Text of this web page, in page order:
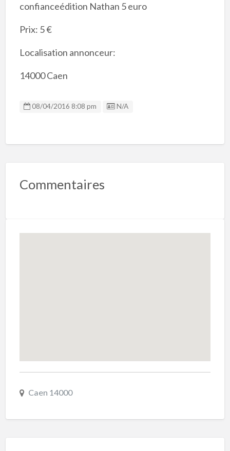
confianceédition Nathan 5 euro
Prix: 5 €
Localisation annonceur:
14000 Caen
08/04/2016 8:08 pm Listing ID
N/A
Commentaires
Caen 14000